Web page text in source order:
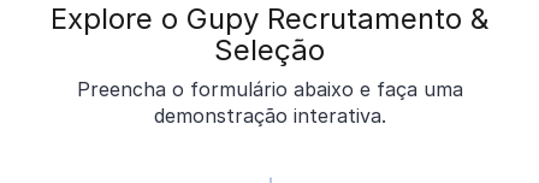
Explore o Gupy Recrutamento &
Seleção
Preencha o formulário abaixo e faça uma
demonstração interativa.